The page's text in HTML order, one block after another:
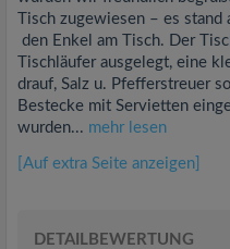
Tisch zugewiesen – es
den Enkel am Tisch. Der
Tischläufer ausgelegt, eine
drauf, Salz u. Pfefferstreuer
Bestecke mit Servietten
wurden... mehr lesen
[Auf extra Seite anzeigen]
DETAILBEWERTUNG